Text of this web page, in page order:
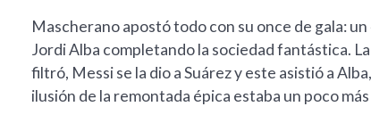
Mascherano apostó todo con su once de gala:
Jordi Alba completando la sociedad fantástica.
filtró, Messi se la dio a Suárez y este asistió a
ilusión de la remontada épica estaba un poco